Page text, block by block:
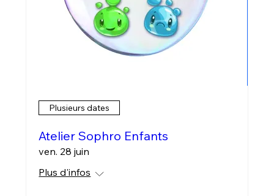
Plusieurs dates
Atelier Sophro Enfants
ven. 28 juin
Plus d'infos